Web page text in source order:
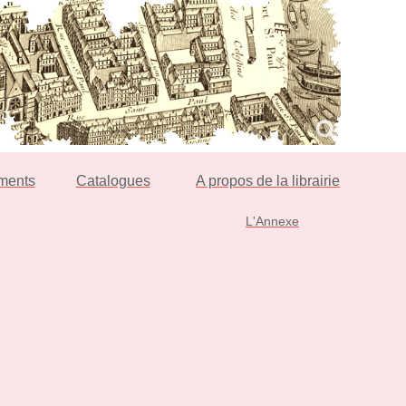
Catalogues A propos de la librairie
L'Annexe